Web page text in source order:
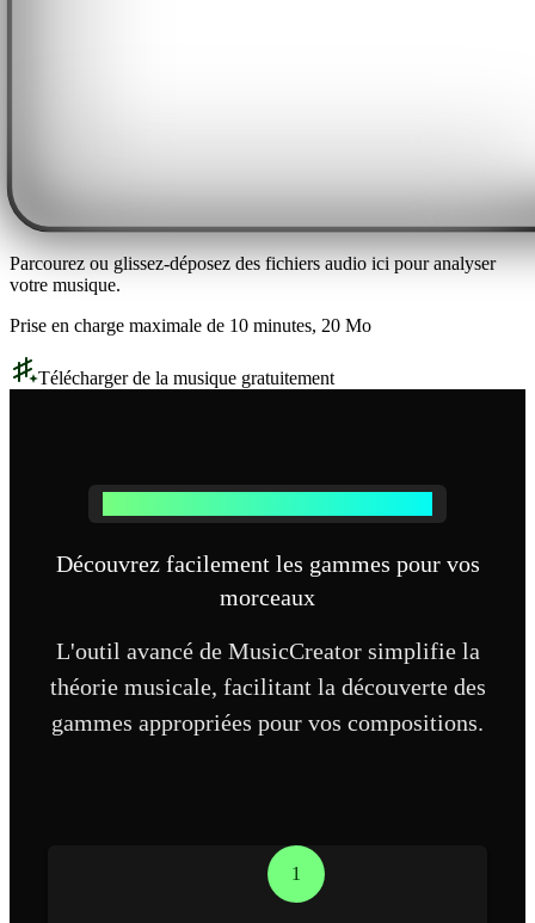
Parcourez ou glissez-déposez des fichiers audio ici pour analyser
votre musique.
Prise en charge maximale de 10 minutes, 20 Mo
Télécharger de la musique gratuitement
Découvrez facilement les gammes pour vos
morceaux
L'outil avancé de MusicCreator simplifie la
théorie musicale, facilitant la découverte des
gammes appropriées pour vos compositions.
1